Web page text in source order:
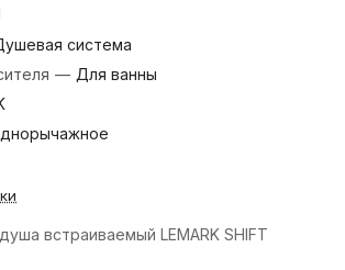
система
— Для ванны
встраиваемый LEMARK SHIFT